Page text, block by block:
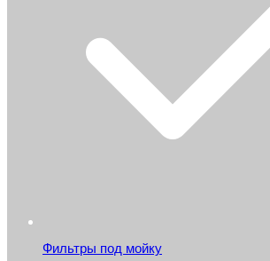
Фильтры под мойку